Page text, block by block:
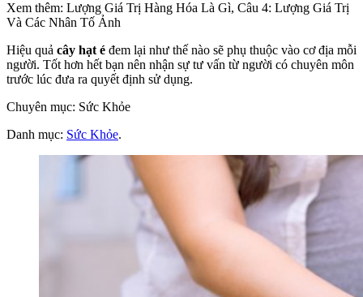
Xem thêm: Lượng Giá Trị Hàng Hóa Là Gì, Câu 4: Lượng Giá Trị
Và Các Nhân Tố Ảnh
Hiệu quả cây hạt é đem lại như thế nào sẽ phụ thuộc vào cơ địa mỗi
người. Tốt hơn hết bạn nên nhận sự tư vấn từ người có chuyên môn
trước lúc đưa ra quyết định sử dụng.
Chuyên mục: Sức Khỏe
Danh mục: Sức Khỏe.